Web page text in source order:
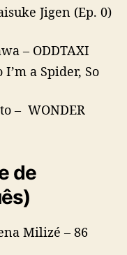
Jigen (Ep. 0)
– ODDTAXI
a Spider, So
– WONDER
de
Milizé – 86